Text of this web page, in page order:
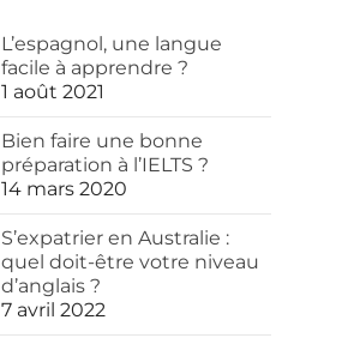
L’espagnol, une langue
facile à apprendre ?
1 août 2021
Bien faire une bonne
préparation à l’IELTS ?
14 mars 2020
S’expatrier en Australie :
quel doit-être votre niveau
d’anglais ?
7 avril 2022